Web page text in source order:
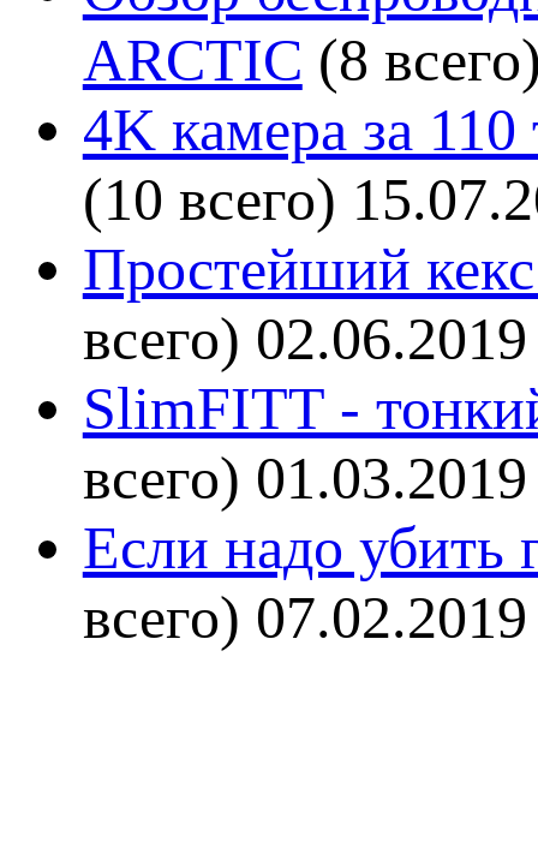
ARCTIC (8
4K камера за
(10 всего)
Простейший кекс
всего) 02.06.2019
SlimFITT -
всего) 01.03.2019
Если надо убить
всего) 07.02.2019